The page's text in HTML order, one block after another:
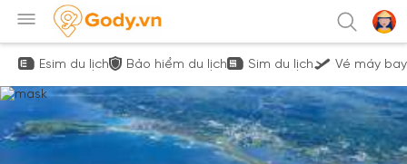
Esim du lịch Bảo hiểm du lịch Sim du lịch Vé máy bay